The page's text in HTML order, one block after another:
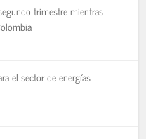
trimestre mientras
el sector de energías